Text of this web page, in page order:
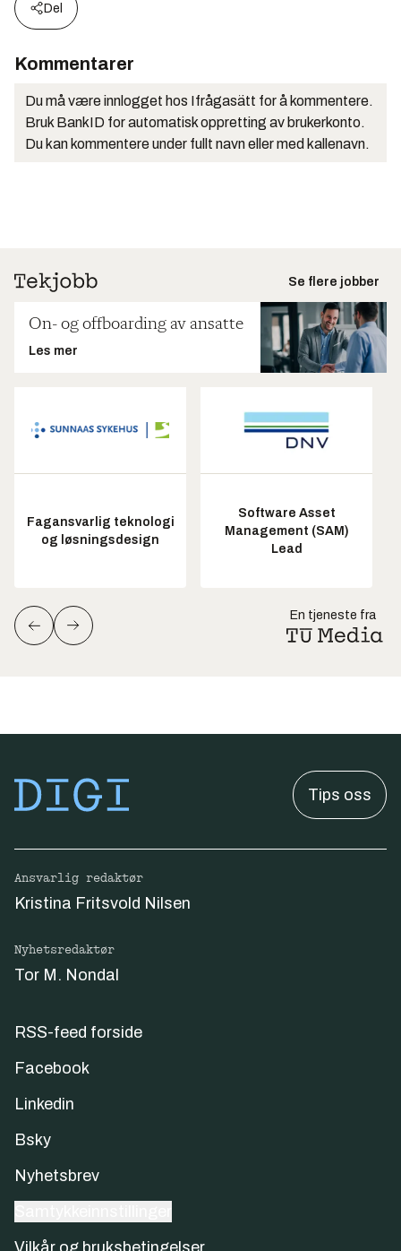
Del
Kommentarer
Du må være innlogget hos Ifrågasätt for å kommentere.
Bruk BankID for automatisk oppretting av brukerkonto.
Du kan kommentere under fullt navn eller med kallenavn.
Se flere jobber
On- og offboarding av ansatte
Les mer
Fagansvarlig teknologi
og løsningsdesign
Software Asset
Management (SAM)
Lead
En tjeneste fra
Tips oss
Ansvarlig redaktør
Kristina Fritsvold Nilsen
Nyhetsredaktør
Tor M. Nondal
RSS-feed forside
Facebook
Linkedin
Bsky
Nyhetsbrev